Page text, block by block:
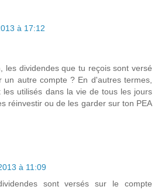
à 17:12
les dividendes que tu reçois sont versé
un autre compte ? En d'autres termes,
utilisés dans la vie de tous les jours
réinvestir ou de les garder sur ton PEA
à 11:09
sont versés sur le compte